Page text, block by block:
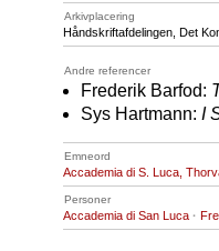
Arkivplacering
Håndskriftafdelingen, Det
Andre referencer
Frederik Barfod:
Sys Hartmann: I
Emneord
Accademia di S. Luca,
Personer
Accademia di San Luca ·